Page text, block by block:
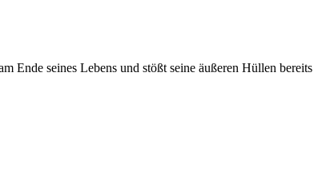
Ende seines Lebens und stößt seine äußeren Hüllen bereits